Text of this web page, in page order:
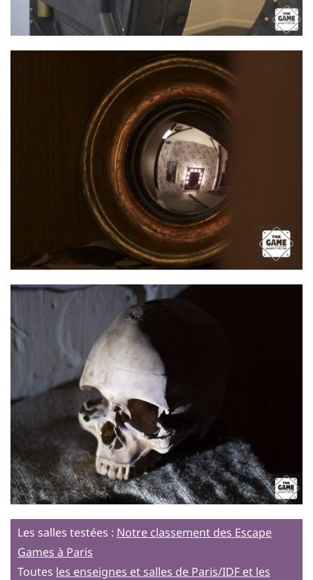
Les salles testées : Notre classement des Escape
Games à Paris
Toutes les enseignes et salles de Paris/IDF et les